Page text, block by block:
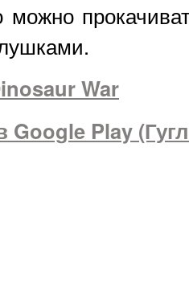
можно
War
Google Play